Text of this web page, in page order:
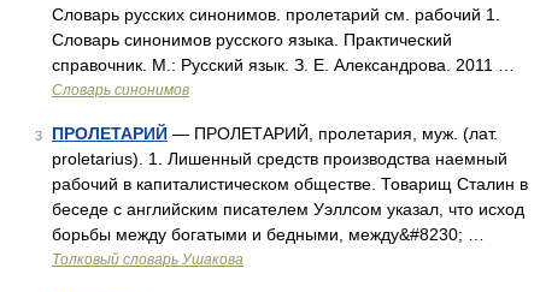
Словарь русских синонимов. пролетарий см. рабочий 1.
Словарь синонимов русского языка. Практический
справочник. М.: Русский язык. З. Е. Александрова. 2011 …
Словарь синонимов
3 ПРОЛЕТАРИЙ — ПРОЛЕТАРИЙ, пролетария, муж. (лат.
proletarius). 1. Лишенный средств производства наемный
рабочий в капиталистическом обществе. Товарищ Сталин в
беседе с английским писателем Уэллсом указал, что исход
борьбы между богатыми и бедными, между&#8230; …
Толковый словарь Ушакова